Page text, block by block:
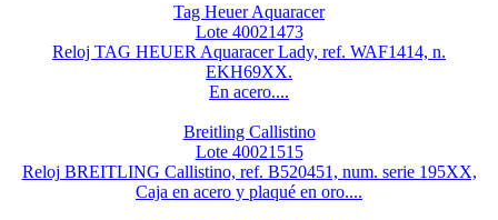
Tag Heuer Aquaracer
Lote 40021473
Reloj TAG HEUER Aquaracer Lady, ref. WAF1414, n.
EKH69XX.
En acero....
Breitling Callistino
Lote 40021515
Reloj BREITLING Callistino, ref. B520451, num. serie 195XX,
Caja en acero y plaqué en oro....